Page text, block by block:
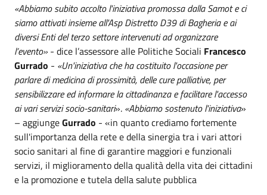
«Abbiamo subito accolto l'iniziativa promossa dalla Samot e ci
siamo attivati insieme all'Asp Distretto D39 di Bagheria e ai
diversi Enti del terzo settore intervenuti ad organizzare
l’evento» - dice l’assessore alle Politiche Sociali Francesco
Gurrado - «Un'iniziativa che ha costituito l'occasione per
parlare di medicina di prossimità, delle cure palliative, per
sensibilizzare ed informare la cittadinanza e facilitare l'accesso
ai vari servizi socio-sanitari». «Abbiamo sostenuto l'iniziativa»
– aggiungeGurrado - «in quanto crediamo fortemente
sull'importanza della rete e della sinergia tra i vari attori
socio sanitari al fine di garantire maggiori e funzionali
servizi, il miglioramento della qualità della vita dei cittadini
e la promozione e tutela della salute pubblica